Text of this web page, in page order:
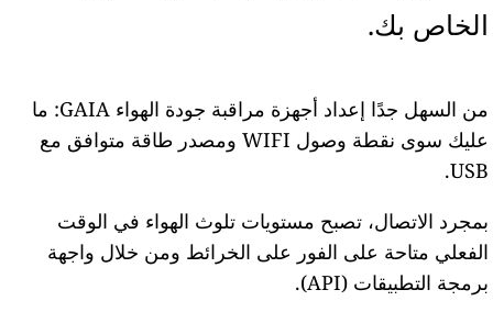
الخاص بك.
من السهل جدًا إعداد أجهزة مراقبة جودة الهواء GAIA: ما
عليك سوى نقطة وصول WIFI ومصدر طاقة متوافق مع
USB.
بمجرد الاتصال، تصبح مستويات تلوث الهواء في الوقت
الفعلي متاحة على الفور على الخرائط ومن خلال واجهة
برمجة التطبيقات (API).